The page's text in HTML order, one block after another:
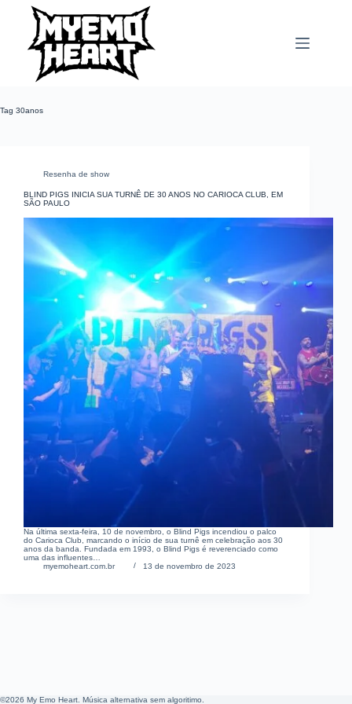
Tag 30anos
Resenha de show
BLIND PIGS INICIA SUA TURNÊ DE 30 ANOS NO CARIOCA CLUB, EM
SÃO PAULO
Na última sexta-feira, 10 de novembro, o Blind Pigs incendiou o palco
do Carioca Club, marcando o início de sua turnê em celebração aos 30
anos da banda. Fundada em 1993, o Blind Pigs é reverenciado como
uma das influentes…
myemoheart.com.br
13 de novembro de 2023
©2026 My Emo Heart. Música alternativa sem algoritimo.